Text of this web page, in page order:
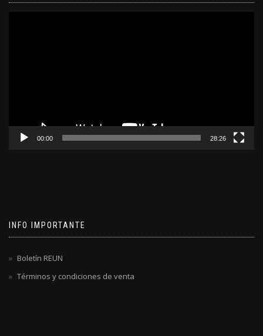
00:00 28:26
INFO IMPORTANTE
Boletín REUN
Términos y condiciones de venta